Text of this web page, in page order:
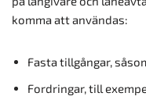
komma att användas:
Fasta tillgångar,
Fordringar, till